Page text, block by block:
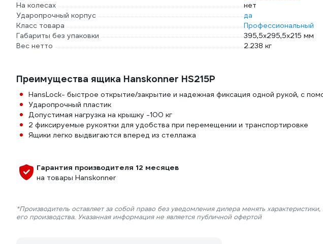
На колесах
нет
Ударопрочный корпус
да
Класс товара
Профессиональный
Габариты без упаковки
395,5x295,5x215 мм
Вес нетто
2.238 кг
Преимущества ящика Hanskonner HS215P
HansLock- быстрое открытие/закрытие и надежная фиксация одной рукой, с
Ударопрочный пластик
Допустимая нагрузка на крышку -100 кг
2 фиксируемые рукоятки для удобства при перемещении и транспортировке
Ящики легко выдвигаются вперед из стеллажа
Гарантия производителя 12 месяцев
на товары Hanskonner
*Производитель оставляет за собой право без уведомления дилера менять
его производства. Указанная информация не является публичной офертой